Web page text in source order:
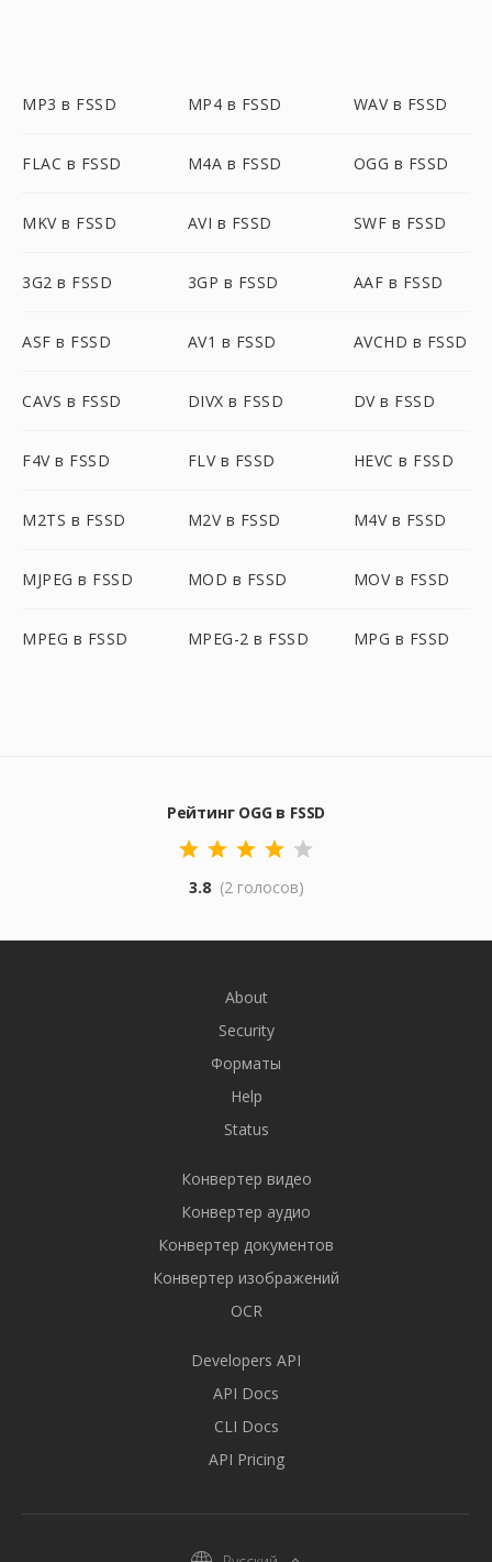
MP3 в FSSD MP4 в FSSD WAV в FSSD
FLAC в FSSD M4A в FSSD OGG в FSSD
MKV в FSSD AVI в FSSD SWF в FSSD
3G2 в FSSD 3GP в FSSD AAF в FSSD
ASF в FSSD AV1 в FSSD AVCHD в FSSD
CAVS в FSSD DIVX в FSSD DV в FSSD
F4V в FSSD FLV в FSSD HEVC в FSSD
M2TS в FSSD M2V в FSSD M4V в FSSD
MJPEG в FSSD MOD в FSSD MOV в FSSD
MPEG в FSSD MPEG-2 в FSSD MPG в FSSD
Рейтинг OGG в FSSD
3.8 (2 голосов)
About
Security
Форматы
Help
Status
Конвертер видео
Конвертер аудио
Конвертер документов
Конвертер изображений
OCR
Developers API
API Docs
CLI Docs
API Pricing